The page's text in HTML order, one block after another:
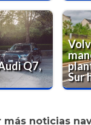
Q7,
Sur
más noticias